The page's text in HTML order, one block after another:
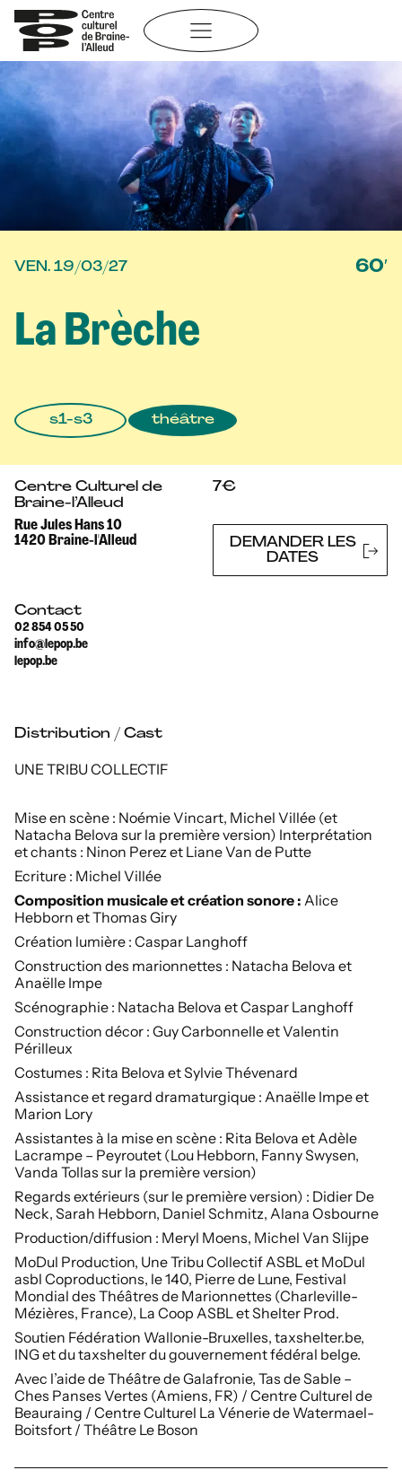
Aller
au
contenu
VEN. 19/03/27 60′
La Brèche
s1-s3 théâtre
Centre Culturel de
Braine-l’Alleud
Rue Jules Hans 10
1420 Braine-l'Alleud
7€
DEMANDER LES
DATES
Contact
02 854 05 50
info@lepop.be
lepop.be
Distribution / Cast
UNE TRIBU COLLECTIF
Mise en scène : Noémie Vincart, Michel Villée (et
Natacha Belova sur la première version) Interprétation
et chants : Ninon Perez et Liane Van de Putte
Ecriture : Michel Villée
Composition musicale et création sonore : Alice
Hebborn et Thomas Giry
Création lumière : Caspar Langhoff
Construction des marionnettes : Natacha Belova et
Anaëlle Impe
Scénographie : Natacha Belova et Caspar Langhoff
Construction décor : Guy Carbonnelle et Valentin
Périlleux
Costumes : Rita Belova et Sylvie Thévenard
Assistance et regard dramaturgique : Anaëlle Impe et
Marion Lory
Assistantes à la mise en scène : Rita Belova et Adèle
Lacrampe – Peyroutet (Lou Hebborn, Fanny Swysen,
Vanda Tollas sur la première version)
Regards extérieurs (sur le première version) : Didier De
Neck, Sarah Hebborn, Daniel Schmitz, Alana Osbourne
Production/diffusion : Meryl Moens, Michel Van Slijpe
MoDul Production, Une Tribu Collectif ASBL et MoDul
asbl Coproductions, le 140, Pierre de Lune, Festival
Mondial des Théâtres de Marionnettes (Charleville-
Mézières, France), La Coop ASBL et Shelter Prod.
Soutien Fédération Wallonie-Bruxelles, taxshelter.be,
ING et du taxshelter du gouvernement fédéral belge.
Avec l’aide de Théâtre de Galafronie, Tas de Sable –
Ches Panses Vertes (Amiens, FR) / Centre Culturel de
Beauraing / Centre Culturel La Vénerie de Watermael-
Boitsfort / Théâtre Le Boson